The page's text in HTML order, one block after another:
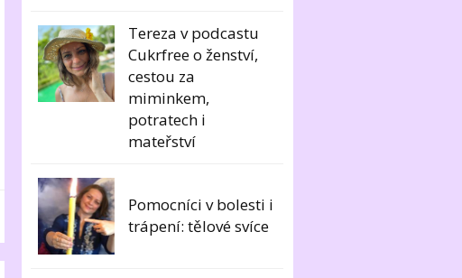
Tereza v podcastu
Cukrfree o ženství,
cestou za
miminkem,
potratech i
mateřství
Pomocníci v bolesti i
trápení: tělové svíce